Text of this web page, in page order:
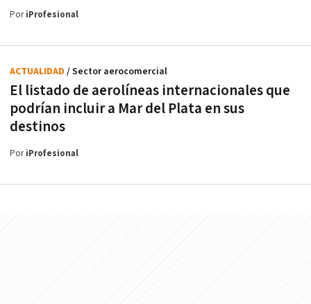
PoriProfesional
El listado de aerolíneas internacionales que
podrían incluir a Mar del Plata en sus
destinos
ACTUALIDAD / Sector aerocomercial
PoriProfesional